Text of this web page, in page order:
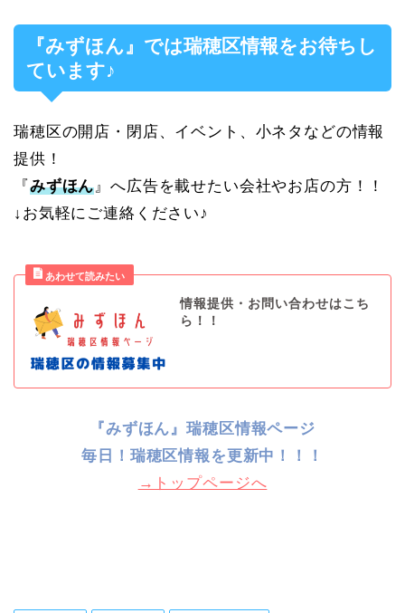
『みずほん』では瑞穂区情報をお待ちし
ています♪
瑞穂区の開店・閉店、イベント、小ネタなどの情報
提供！
『みずほん 』へ広告を載せたい会社やお店の方！！
↓お気軽にご連絡ください♪
情報提供・お問い合わせはこち
ら！！
『みずほん』瑞穂区情報ページ
毎日！ 瑞穂区情報を更新中！！！
→トップページへ